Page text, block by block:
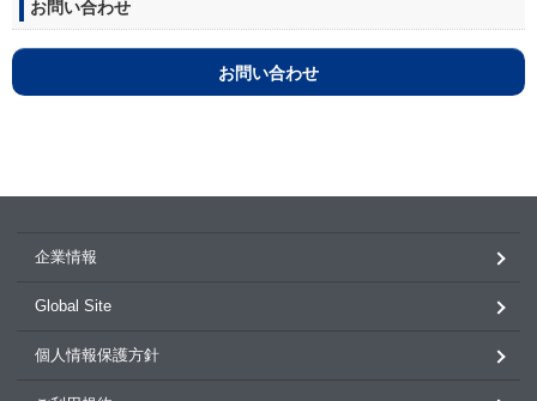
お問い合わせ
お問い合わせ
企業情報
Global Site
個人情報保護方針